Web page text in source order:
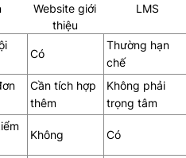
Website giới
thiệu
LMS
Có
Thường hạn
chế
Cần tích hợp
thêm
Không phải
trọng tâm
Không Có